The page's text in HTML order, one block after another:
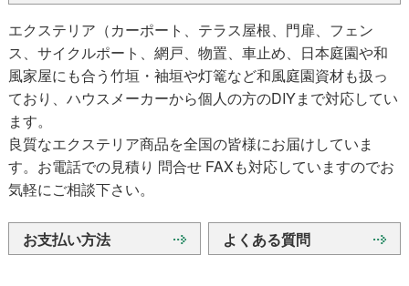
エクステリア（カーポート、テラス屋根、門扉、フェン
ス、サイクルポート、網戸、物置、車止め、日本庭園や和
風家屋にも合う竹垣・袖垣や灯篭など和風庭園資材も扱っ
ており、ハウスメーカーから個人の方のDIYまで対応してい
ます。
良質なエクステリア商品を全国の皆様にお届けしていま
す。お電話での見積り 問合せ FAXも対応していますのでお
気軽にご相談下さい。
お支払い方法 よくある質問